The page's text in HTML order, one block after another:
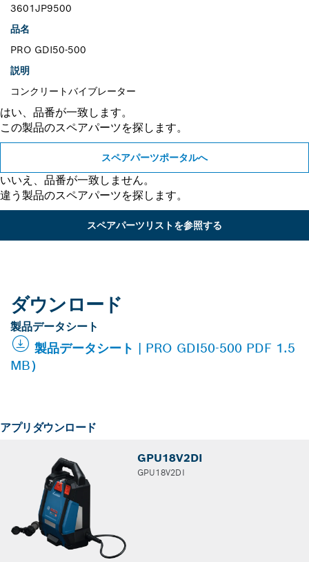
3601JP9500
品名
PRO GDI50-500
説明
コンクリートバイブレーター
はい、品番が一致します。
この製品のスペアパーツを探します。
スペアパーツポータルへ
いいえ、品番が一致しません。
違う製品のスペアパーツを探します。
スペアパーツリストを参照する
ダウンロード
製品データシート
製品データシート | PRO GDI50-500 PDF 1.5
MB）
アプリダウンロード
GPU18V2DI
GPU18V2DI